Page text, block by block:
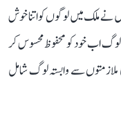
ملک میں لوگوں کو اتنا خوش
اب خود کو محفوظ محسوس کر
سے وابستہ لوگ شامل